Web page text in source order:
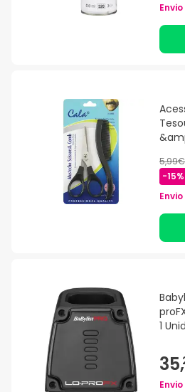
5,99€
-15%
1
35,